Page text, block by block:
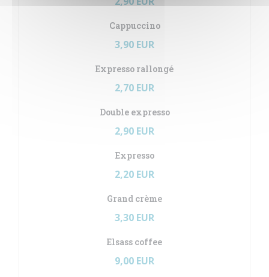
Cappuccino
3,90 EUR
Expresso rallongé
2,70 EUR
Double expresso
2,90 EUR
Expresso
2,20 EUR
Grand crème
3,30 EUR
Elsass coffee
9,00 EUR